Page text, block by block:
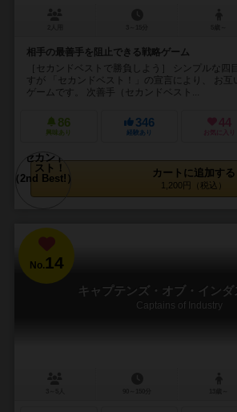
相手の最善手を阻止できる戦略ゲーム
［セカンドベストで勝負しよう］ シンプルな四
すが 「セカンドベスト！」の宣言により、 お互
ゲームです。 次善手（セカンドベスト...
86
興味あり
346
経験あり
44
お気に入り
カートに追加する
1,200円（税込）
No.14
キャプテンズ・オブ・インダ
Captains of Industry